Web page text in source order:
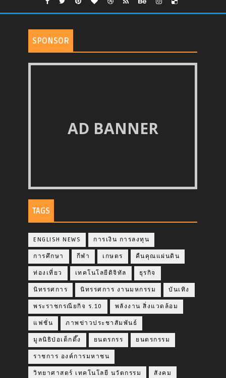
SPONSOR
AD BANNER
TAGS
ENGLISH NEWS การเงิน การลงทุน
การศึกษา กีฬา เกษตร คืนคุณแผ่นดิน
ท่องเที่ยว เทคโนโลยีดิจิทัล ธุรกิจ
นิทรรศการ นิทรรศการ งานมหกรรม บันเทิง
พระราชกรณียกิจ ร.10 พลังงาน สิ่งแวดล้อม
แฟชั่น ภาพข่าวประชาสัมพันธ์
มูลนิธิป่อเต็กตึ๊ง ยนตรกรร ยนตรกรรม
ราชการ องค์การมหาชน
วิทยาศาสตร์ เทคโนโลยี นวัตกรรม สังคม